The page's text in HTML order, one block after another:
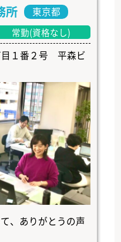
所 東京都
常勤(資格なし)
目１番２号 平森ビ
、ありがとうの声